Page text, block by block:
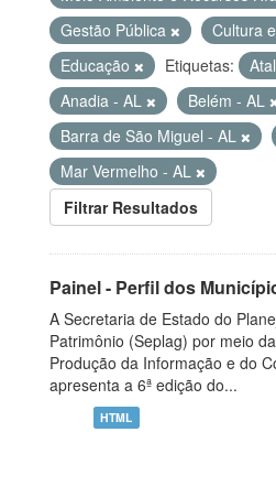
Gestão Pública
Cultura
Educação
Etiquetas:
Anadia - AL
Belém - AL
Barra de São Miguel - AL
Mar Vermelho - AL
Filtrar Resultados
Painel - Perfil dos
A Secretaria de Estado do
Patrimônio (Seplag) por meio
Produção da Informação e do
apresenta a 6ª edição do...
HTML